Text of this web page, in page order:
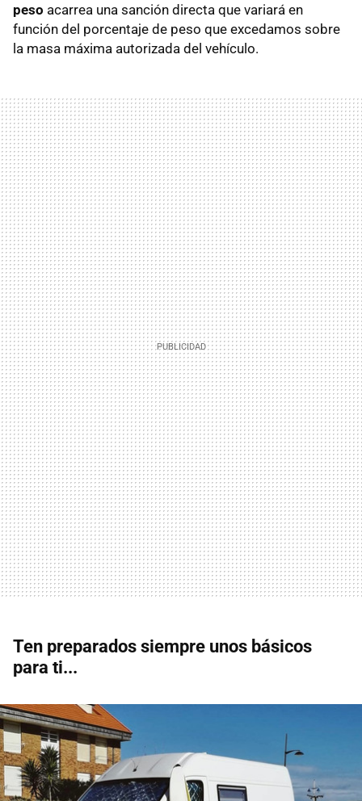
peso acarrea una sanción directa que variará en
función del porcentaje de peso que excedamos sobre
la masa máxima autorizada del vehículo.
Ten preparados siempre unos básicos
para ti...